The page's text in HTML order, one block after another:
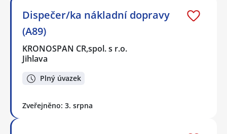
Dispečer/ka nákladní dopravy
(A89)
KRONOSPAN CR,spol. s r.o.
Jihlava
Plný úvazek
Zveřejněno: 3. srpna